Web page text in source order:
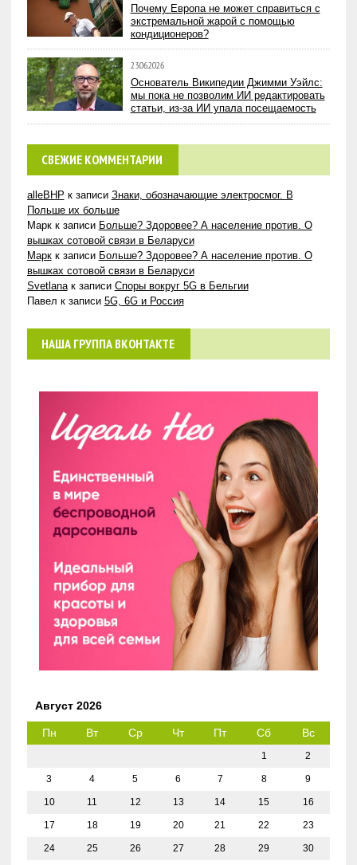
Почему Европа не может справиться с
экстремальной жарой с помощью
кондиционеров?
23.06.2026
Основатель Википедии Джимми Уэйлс:
мы пока не позволим ИИ редактировать
статьи, из-за ИИ упала посещаемость
СВЕЖИЕ КОММЕНТАРИИ
alleBHP к записи Знаки, обозначающие электросмог. В
Польше их больше
Маркк записи Больше? Здоровее? А население против. О
вышках сотовой связи в Беларуси
Маркк записи Больше? Здоровее? А население против. О
вышках сотовой связи в Беларуси
Svetlanaк записи Споры вокруг 5G в Бельгии
Павел к записи 5G, 6G и Россия
НАША ГРУППА ВКОНТАКТЕ
Август 2026
Пн Вт Ср Чт Пт Сб Вс
1 2
3 4 5 6 7 8 9
10 11 12 13 14 15 16
17 18 19 20 21 22 23
24 25 26 27 28 29 30